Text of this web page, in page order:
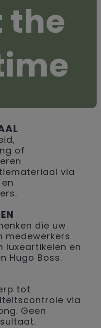
the
of
via
die uw
medewerkers
luxeartikelen en
Hugo Boss.
tot
via
Geen